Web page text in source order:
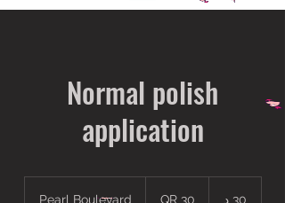
Normal polish
application
30 د 30 QR
Pearl Boulevard